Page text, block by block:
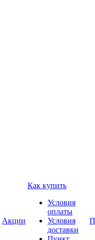
Акции
Как купить
Условия
оплаты
Условия
доставки